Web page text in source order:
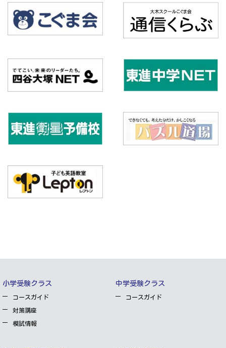
小学受験クラス
コースガイド
対策講座
模試情報
中学受験クラス
コースガイド